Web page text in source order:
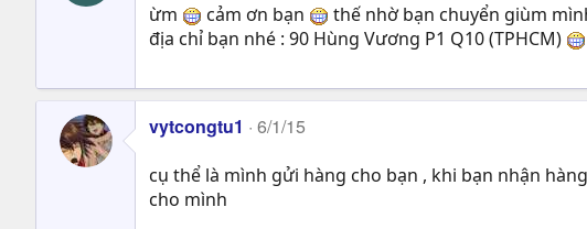
ừm cảm ơn bạn thế nhờ bạn chuyển giùm
địa chỉ bạn nhé : 90 Hùng Vương P1 Q10 (TPHCM)
vytcongtu1 6/1/15
cụ thể là mình gửi hàng cho bạn , khi bạn nhận
cho mình